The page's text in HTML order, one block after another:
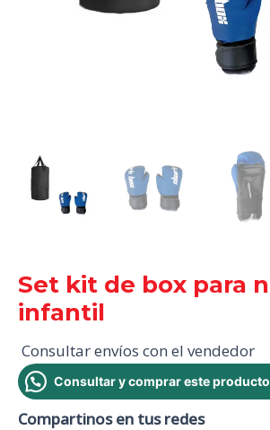
Set kit de box para
infantil
Consultar envíos con el vendedor
Consultar y comprar este producto
Compartinos en tus redes